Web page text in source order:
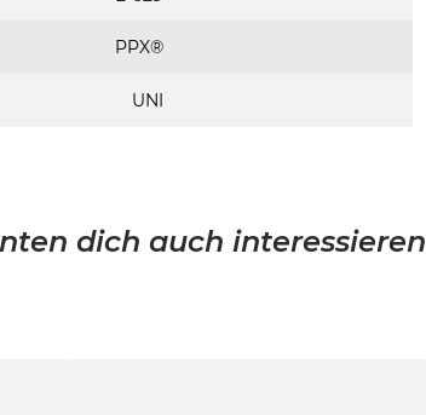
PPX®
UNI
dich auch interessieren